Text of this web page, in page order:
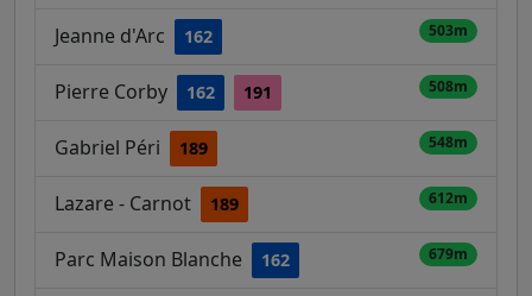
Jeanne d'Arc 162 503m
Pierre Corby 162 191 508m
Gabriel Péri 189 548m
Lazare - Carnot 189 612m
Parc Maison Blanche 162 679m